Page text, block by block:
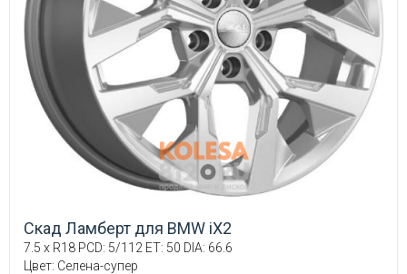
Скад Ламберт для BMW iX2
7.5 x R18 PCD: 5/112 ET: 50 DIA: 66.6
Цвет: Селена-супер